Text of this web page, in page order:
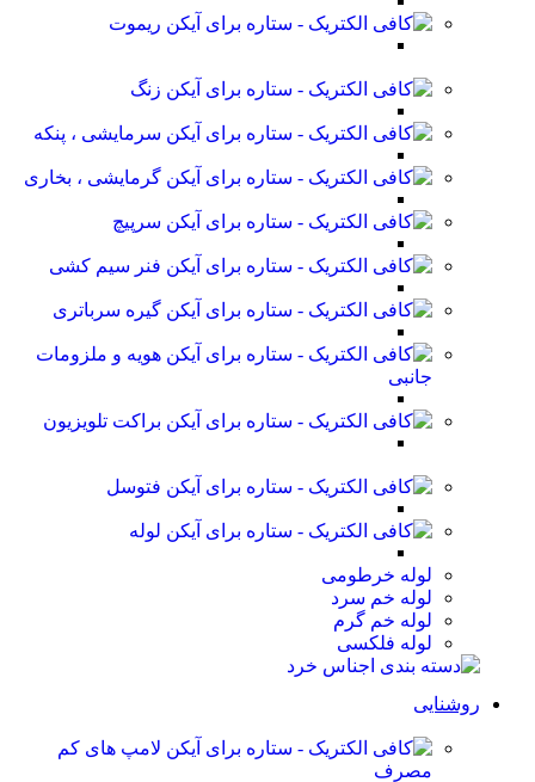
ریموت
زنگ
سرمایشی ، پنکه
گرمایشی ، بخاری
سرپیچ
فنر سیم کشی
گیره سرباتری
هویه و ملزومات
جانبی
براکت تلویزیون
فتوسل
لوله
لوله خرطومی
لوله خم سرد
لوله خم گرم
لوله فلکسی
روشنایی
لامپ های کم
مصرف